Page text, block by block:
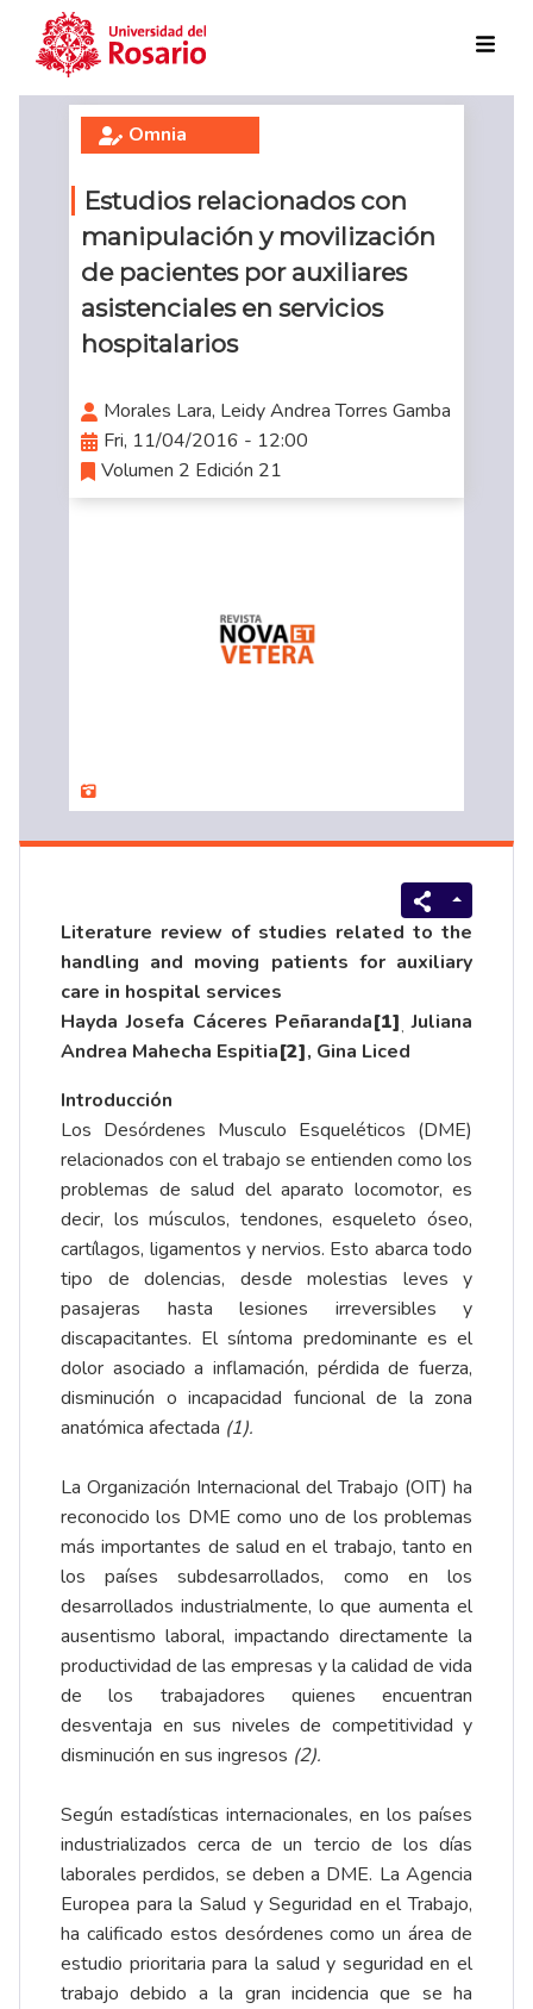
Skip to main content
Omnia
Estudios relacionados con
manipulación y movilización
de pacientes por auxiliares
asistenciales en servicios
hospitalarios
Morales Lara, Leidy Andrea Torres Gamba
Fri, 11/04/2016 - 12:00
Volumen 2 Edición 21
Literature review of studies related to the
handling and moving patients for auxiliary
care in hospital services
Hayda Josefa Cáceres Peñaranda[1],Juliana
Andrea Mahecha Espitia[2], Gina Liced
Introducción
Los Desórdenes Musculo Esqueléticos (DME)
relacionados con el trabajo se entienden como los
problemas de salud del aparato locomotor, es
decir, los músculos, tendones, esqueleto óseo,
cartílagos, ligamentos y nervios. Esto abarca todo
tipo de dolencias, desde molestias leves y
pasajeras hasta lesiones irreversibles y
discapacitantes. El síntoma predominante es el
dolor asociado a inflamación, pérdida de fuerza,
disminución o incapacidad funcional de la zona
anatómica afectada (1).
La Organización Internacional del Trabajo (OIT) ha
reconocido los DME como uno de los problemas
más importantes de salud en el trabajo, tanto en
los países subdesarrollados, como en los
desarrollados industrialmente, lo que aumenta el
ausentismo laboral, impactando directamente la
productividad de las empresas y la calidad de vida
de los trabajadores quienes encuentran
desventaja en sus niveles de competitividad y
disminución en sus ingresos (2).
Según estadísticas internacionales, en los países
industrializados cerca de un tercio de los días
laborales perdidos, se deben a DME. La Agencia
Europea para la Salud y Seguridad en el Trabajo,
ha calificado estos desórdenes como un área de
estudio prioritaria para la salud y seguridad en el
trabajo debido a la gran incidencia que se ha